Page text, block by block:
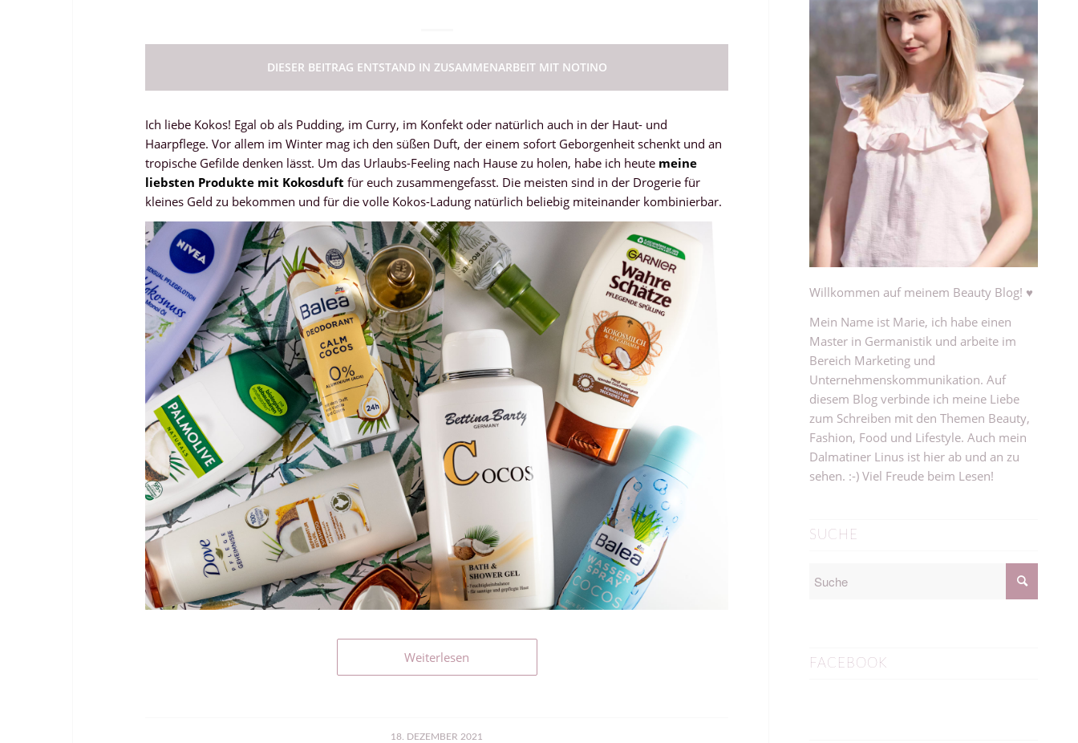
DIESER BEITRAG ENTSTAND IN ZUSAMMENARBEIT MIT NOTINO
Ich liebe Kokos! Egal ob als Pudding, im Curry, im Konfekt oder natürlich auch in der Haut- und
Haarpflege. Vor allem im Winter mag ich den süßen Duft, der einem sofort Geborgenheit schenkt und an
tropische Gefilde denken lässt. Um das Urlaubs-Feeling nach Hause zu holen, habe ich heute meine
liebsten Produkte mit Kokosduft für euch zusammengefasst. Die meisten sind in der Drogerie für
kleines Geld zu bekommen und für die volle Kokos-Ladung natürlich beliebig miteinander kombinierbar.
Weiterlesen
18. DEZEMBER 2021
Willkommen auf meinem Beauty Blog! ♥
Mein Name ist Marie, ich habe einen
Master in Germanistik und arbeite im
Bereich Marketing und
Unternehmenskommunikation. Auf
diesem Blog verbinde ich meine Liebe
zum Schreiben mit den Themen Beauty,
Fashion, Food und Lifestyle. Auch mein
Dalmatiner Linus ist hier ab und an zu
sehen. :-) Viel Freude beim Lesen!
SUCHE
FACEBOOK